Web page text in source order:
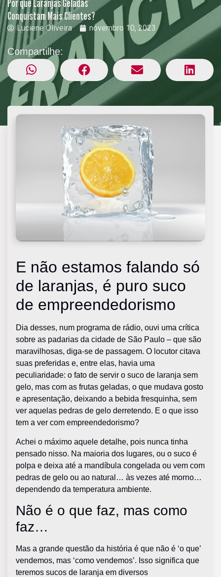
Por que Laranjas Geladas
Conquistam Mais Clientes?
Luciene Oliveira novembro 10, 2023
Compartilhe:
E não estamos falando só
de laranjas, é puro suco
de empreendedorismo
Dia desses, num programa de rádio, ouvi uma crítica
sobre as padarias da cidade de São Paulo – que são
maravilhosas, diga-se de passagem. O locutor citava
suas preferidas e, entre elas, havia uma
peculiaridade: o fato de servir o suco de laranja sem
gelo, mas com as frutas geladas, o que mudava gosto
e apresentação, deixando a bebida fresquinha, sem
ver aquelas pedras de gelo derretendo. E o que isso
tem a ver com empreendedorismo?
Achei o máximo aquele detalhe, pois nunca tinha
pensado nisso. Na maioria dos lugares, ou o suco é
polpa e deixa até a mandíbula congelada ou vem com
pedras de gelo ou ao natural… às vezes até morno…
dependendo da temperatura ambiente.
Não é o que faz, mas como
faz…
Mas a grande questão da história é que não é ‘o que’
vendemos, mas ‘como vendemos’. Isso significa que
teremos sucos de laranja em diversos